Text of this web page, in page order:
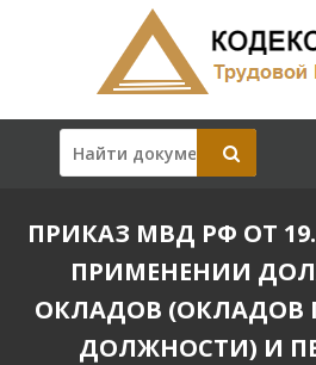
ПРИКАЗ МВД РФ ОТ
ПРИМЕНЕНИИ
ОКЛАДОВ (ОКЛАДОВ
ДОЛЖНОСТИ) И